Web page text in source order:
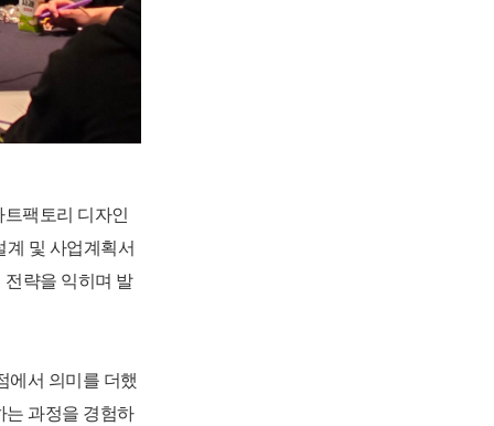
트팩토리 디자인
계 및 사업계획서
략을 익히며 발
에서 의미를 더했
는 과정을 경험하